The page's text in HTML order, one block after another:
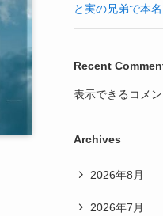
と実の兄弟で本
Recent
表示できるコメン
Archives
2026年8月
2026年7月